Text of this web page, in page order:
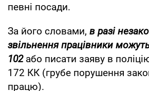
певні посади.
За його словами, в разі
звільнення працівники
102або писати заяву в
172 КК (грубе порушення
працю).